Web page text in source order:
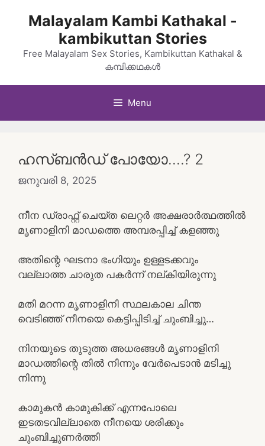
Malayalam Kambi Kathakal -
kambikuttan Stories
Free Malayalam Sex Stories, Kambikuttan Kathakal &
കമ്പിക്കഥകൾ
Menu
ഹസ്ബൻഡ് പോയോ….? 2
ജനുവരി 8, 2025
നീന ഡ്രാഫ്റ്റ് ചെയ്ത ലെറ്റർ അക്ഷരാർത്ഥത്തിൽ
മൃണാളിനി മാഡത്തെ അമ്പരപ്പിച്ച് കളഞ്ഞു
അതിന്റെ ഘടനാ ഭംഗിയും ഉള്ളടക്കവും
വല്ലാത്ത ചാരുത പകർന്ന് നല്കിയിരുന്നു
മതി മറന്ന മൃണാളിനി സ്ഥലകാല ചിന്ത
വെടിഞ്ഞ് നീനയെ കെട്ടിപ്പിടിച്ച് ചുംബിച്ചു…
നിനയുടെ തുടുത്ത അധരങ്ങൾ മൃണാളിനി
മാഡത്തിന്റെ തിൽ നിന്നും വേർപെടാൻ മടിച്ചു
നിന്നു
കാമുകൻ കാമുകിക്ക് എന്നപോലെ
ഇടതടവില്ലാതെ നീനയെ ശരിക്കും
ചുംബിച്ചുണർത്തി